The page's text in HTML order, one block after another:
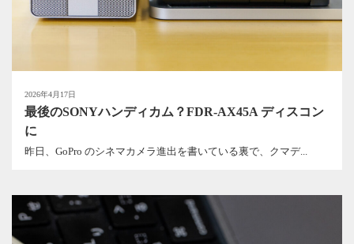
2026年4月17日
最後のSONYハンディカム？FDR-AX45A ディスコン
に
昨日、GoPro のシネマカメラ進出を書いている裏で、クマデ...